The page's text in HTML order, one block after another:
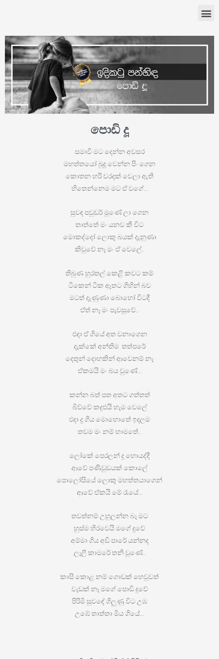
පොඩි දූ
සමාවී මට දෙන්න අවසර
මහත්තයෝ බුදු වෙන්න පිං ගෙන
කොතන හරි වරදක් වෙලා ඇති
හිතෙන්නෙම මට ඒ වගේ…
සුවඳ පවුඩර් මූණේ ලා ගෙන
තාත්තේ මං යනව කී විට
මොකද්දෝ ලොකු බයක් දැනුණා
කිවුවේ නෑ මං ඒ වෙලේ..
තිබුණ හුරතල් කෙළි කවට කම්
ටිකෙන් ටික ඈතට ගිහින් බව
මටත් දැණුණා බොහෝ විටදී
ඒත් නෑ මං පැවසුවේ..
එදා ඒ ගියේ අත වනාගෙන
දැක්කේ අන්තිම තත්පරේ
දෙතුන් දොහකින් ආවෙනම් නෑ
ඒකමයි මං බය වුණේ…
කන්න බත් පත අතට ගත්තත්
බිව්වේ කදුළුයි හැම වෙලේ
එදා දූ ගිය මොහොතේ ඉදලම
තවම මං නම් හාමතේ..
ලෝකේ පෙරලන් දූ හොයද්දී
ආවේ පණිවුඩයක් කොලේ
පොලෝසියේ ලොකු මහත්තයාගෙන්
ආවේ ඒකයි මේ රැයේ…
තවත්නම් උහුලන්න බෑ මට
හුස්ම හිරවෙයි මගේ දුවේ
අම්මා ගිය අඩි පාරේ යන්නද
ලෑලි කාමරේ තනි වුණේ..
කාසි කොළ නම් ගොඩක් හෙවුවත්
වැඩක් නෑ මගේ පොඩි දුවේ
පිරිමි සුවඳේ ගිලුණු විට උඹ
උඹේ තාත්තා මිය ගියේ…